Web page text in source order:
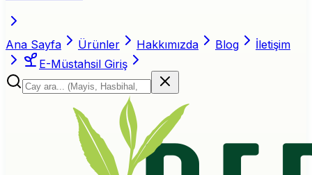
Ana Sayfa Ürünler Hakkımızda Blog
İletişim
E-Müstahsil Giriş